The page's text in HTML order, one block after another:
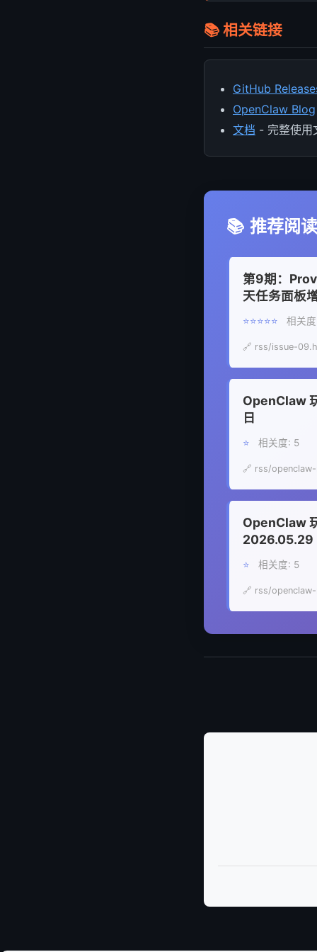
📚 相关链接
GitHub
OpenClaw Blog
文档 - 完整使用
📚 推荐阅读
第9期：
天任务面板
⭐⭐⭐⭐⭐ 相关
🔗 rss/issue-
OpenClaw
日
⭐ 相关度: 5
🔗 rss/
OpenClaw
2026.05.29
⭐ 相关度: 5
🔗 rss/